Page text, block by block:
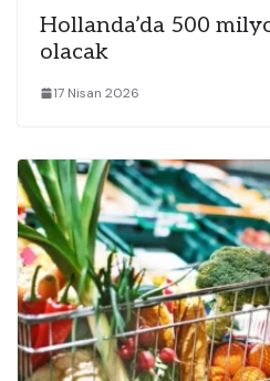
Hollanda’da 500
olacak
17 Nisan 2026